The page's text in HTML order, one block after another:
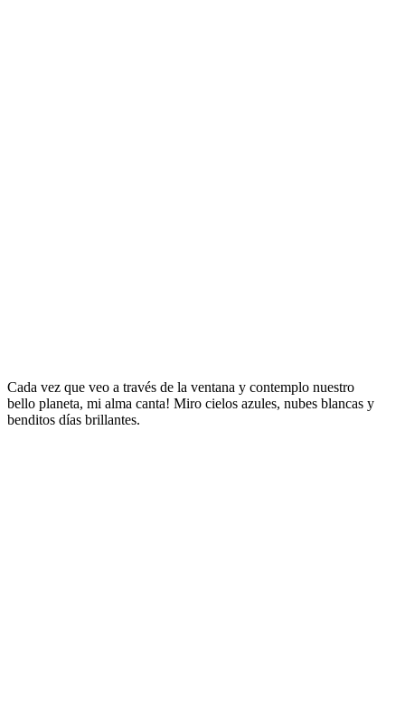
Cada vez que veo a través de la ventana y contemplo nuestro
bello planeta, mi alma canta! Miro cielos azules, nubes blancas y
benditos días brillantes.